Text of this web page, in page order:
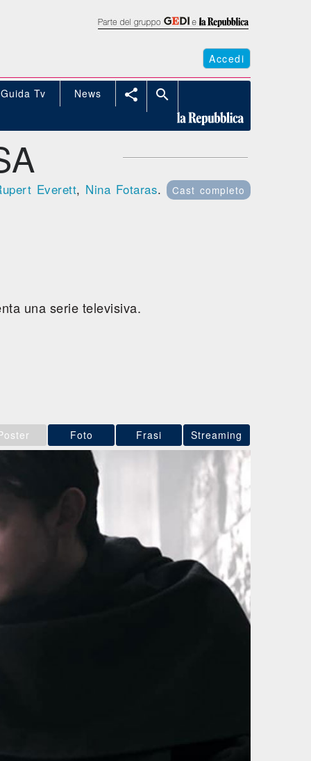
Accedi
Guida Tv News  
Everett, Nina Fotaras. Cast completo
una serie televisiva.
Foto Frasi Streaming